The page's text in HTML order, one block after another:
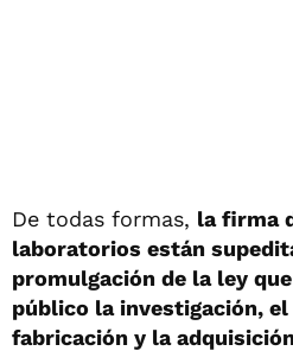
De todas formas, la firma
laboratorios están
promulgación de la ley
público la investigación,
fabricación y la